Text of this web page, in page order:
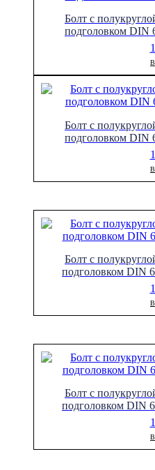
Болт с
подголовком DIN
Болт с
подголовком DIN
Болт с
подголовком DIN
Болт с
подголовком DIN